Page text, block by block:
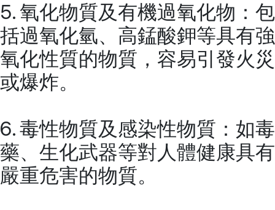
5. 氧化物質及有機過氧化物：包
括過氧化氫、高錳酸鉀等具有強
氧化性質的物質，容易引發火災
或爆炸。
6. 毒性物質及感染性物質：如毒
藥、生化武器等對人體健康具有
嚴重危害的物質。